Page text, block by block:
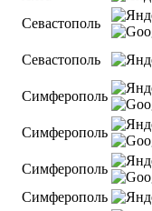
Севастополь
Севастополь
Симферополь
Симферополь
Симферополь
Симферополь